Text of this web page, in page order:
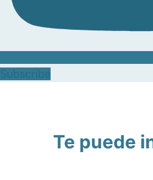
Te puede